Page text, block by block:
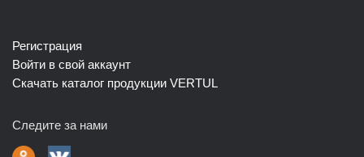
Регистрация
Войти в свой аккаунт
Скачать каталог продукции VERTUL
Следите за нами